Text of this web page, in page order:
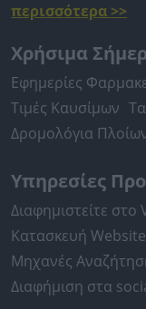
περισσότερα >>
Χρήσιμα
Εφημερίες
Τιμές Καυσίμων
Δρομολόγια
Υπηρεσίες
Διαφημιστείτε στο
Κατασκευή Website
Μηχανές
Διαφήμιση στα